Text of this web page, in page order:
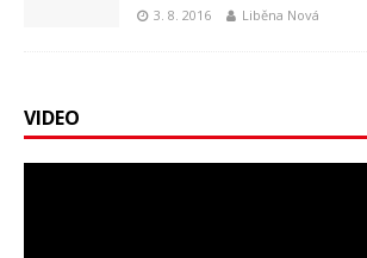
3. 8. 2016 Liběna Nová
VIDEO